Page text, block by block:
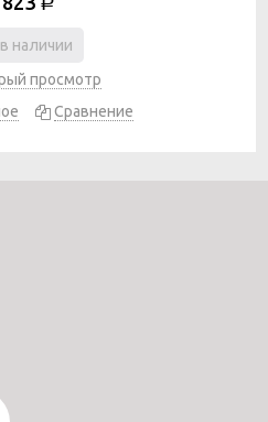
наличии
просмотр
Сравнение